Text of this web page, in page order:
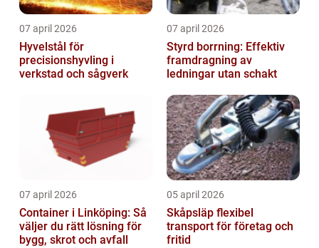
07 april 2026
Hyvelstål för
precisionshyvling i
verkstad och sågverk
07 april 2026
Styrd borrning: Effektiv
framdragning av
ledningar utan schakt
07 april 2026
Container i Linköping: Så
väljer du rätt lösning för
bygg, skrot och avfall
05 april 2026
Skåpsläp flexibel
transport för företag och
fritid